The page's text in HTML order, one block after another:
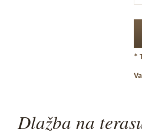
*
Dlažba na